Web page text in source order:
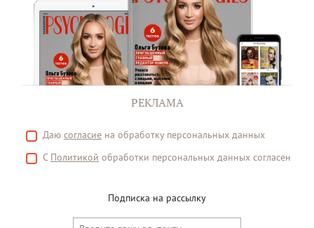
РЕКЛАМА
Даю согласие на обработку персональных данных
С Политикой обработки персональных данных согласен
Подписка на рассылку